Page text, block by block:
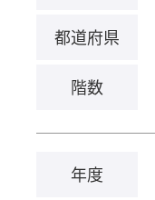
都道府県
階数
年度